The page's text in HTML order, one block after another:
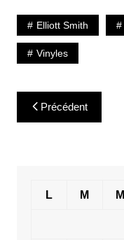
Elliott Smith
Vinyles
Navigation
de
Précédent
L M M